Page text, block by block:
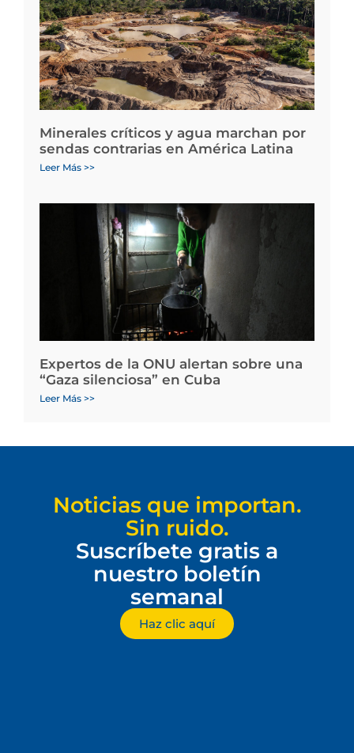
Minerales críticos y agua marchan por
sendas contrarias en América Latina
Leer Más >>
Expertos de la ONU alertan sobre una
“Gaza silenciosa” en Cuba
Leer Más >>
Noticias que importan.
Sin ruido.
Suscríbete gratis a
nuestro boletín
semanal
Haz clic aquí